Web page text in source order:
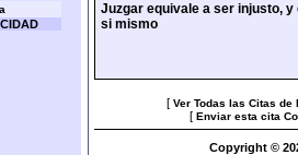
Juzgar equivale a ser injusto,
si mismo
[ Ver Todas las Citas de
[ Enviar esta cita
Copyright ©